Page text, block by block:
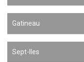
Gatineau
Sept-Iles